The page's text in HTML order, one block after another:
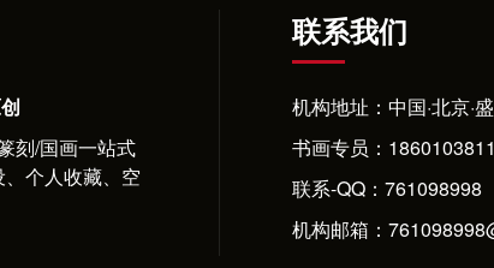
刻/国画一站式
个人收藏、空
联系我们
机构地址：中国·北京·
书画专员：
联系-QQ：761098998
机构邮箱：